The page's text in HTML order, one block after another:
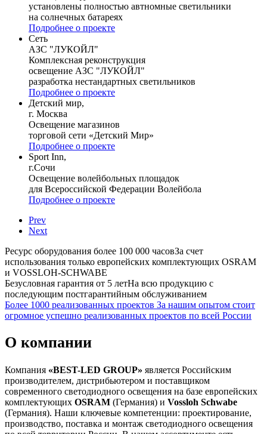
установлены полностью автномные светильники
на солнечных батареях
Подробнее о проекте
Сеть
АЗС "ЛУКОЙЛ"
Комплексная реконструкция
освещение АЗС "ЛУКОЙЛ"
разработка нестандартных светильников
Подробнее о проекте
Детский мир,
г. Москва
Освещение магазинов
торговой сети «Детский Мир»
Подробнее о проекте
Sport Inn,
г.Сочи
Освещение волейбольных площадок
для Всероссийской Федерации Волейбола
Подробнее о проекте
Prev
Next
Ресурс оборудования более 100 000 часовЗа счет
использования только европейских комплектующих OSRAM
и VOSSLOH-SCHWABE
Безусловная гарантия от 5 летНа всю продукцию с
последующим постгарантийным обслуживанием
Более 1000 реализованных проектов За нашим опытом стоит
огромное успешно реализованных проектов по всей России
О компании
Компания «BEST-LED GROUP» является Российским
производителем, дистрибьютером и поставщиком
современного светодиодного освещения на базе европейских
комплектующих OSRAM (Германия) и Vossloh Schwabe
(Германия). Наши ключевые компетенции: проектирование,
производство, поставка и монтаж светодиодного освещения